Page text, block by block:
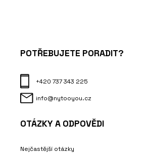
POTŘEBUJETE PORADIT?
+420 737 343 225
info@nytooyou.cz
OTÁZKY A ODPOVĚDI
Nejčastější otázky